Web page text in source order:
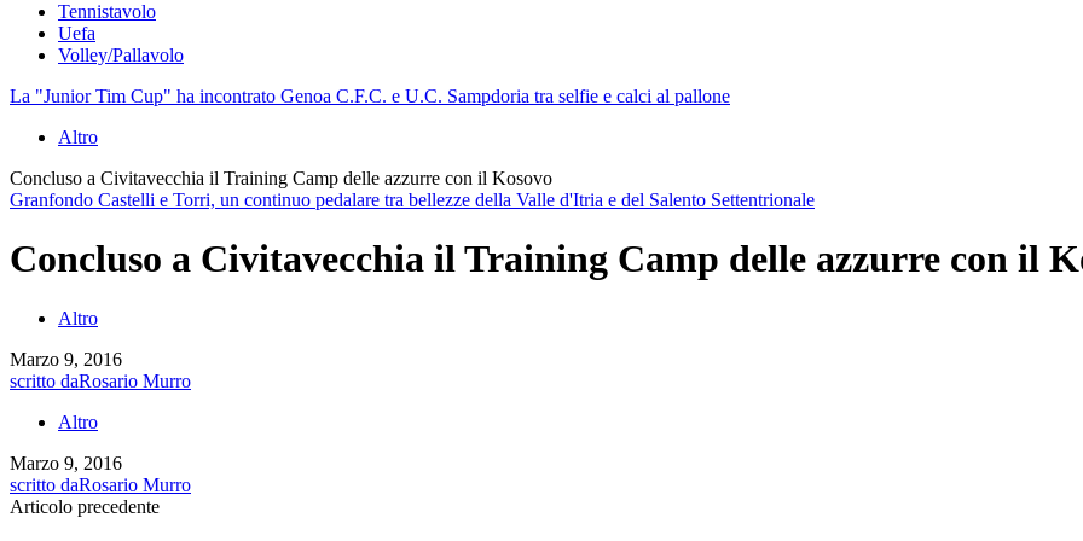
Tennistavolo
Uefa
Volley/Pallavolo
La "Junior Tim Cup" ha incontrato Genoa C.F.C. e U.C. Sampdoria tra selfie e calci al pallone
Altro
Concluso a Civitavecchia il Training Camp delle azzurre con il Kosovo
Granfondo Castelli e Torri, un continuo pedalare tra bellezze della Valle d'Itria e del Salento Settentrionale
Concluso a Civitavecchia il Training Camp delle azzurre con il
Altro
Marzo 9, 2016
scritto daRosario Murro
Altro
Marzo 9, 2016
scritto daRosario Murro
Articolo precedente